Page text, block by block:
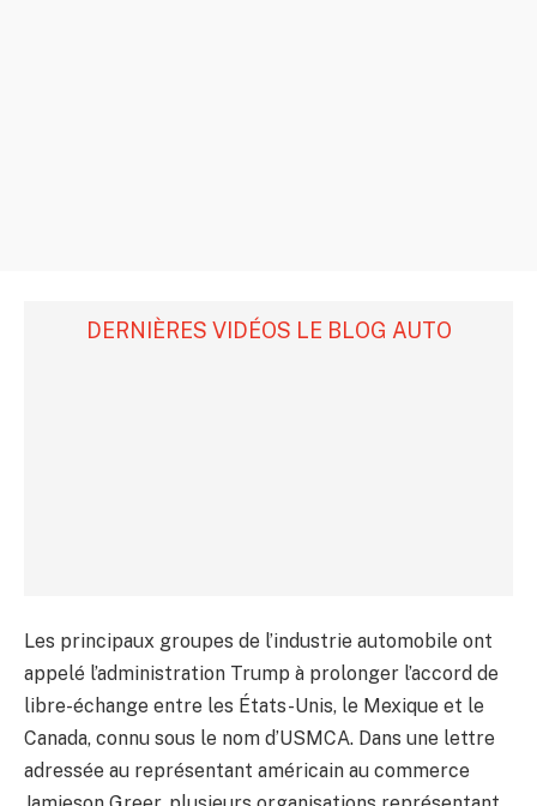
DERNIÈRES VIDÉOS LE BLOG AUTO
Les principaux groupes de l’industrie automobile ont
appelé l’administration Trump à prolonger l’accord de
libre-échange entre les États-Unis, le Mexique et le
Canada, connu sous le nom d’USMCA. Dans une lettre
adressée au représentant américain au commerce